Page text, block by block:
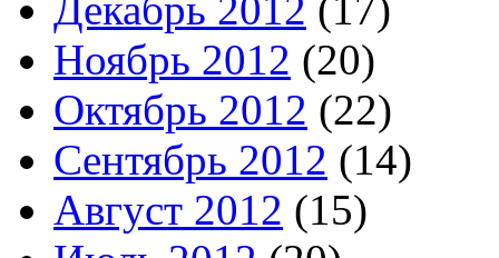
Ноябрь 2012 (20)
Октябрь 2012 (22)
Сентябрь 2012 (14)
Август 2012 (15)